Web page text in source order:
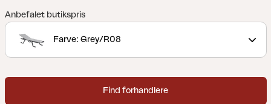
Anbefalet butikspris
Farve: Grey/R08
Find forhandlere